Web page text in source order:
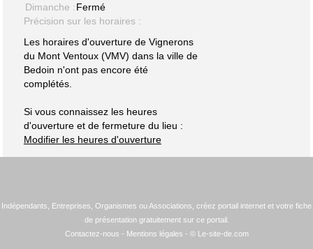
Dimanche :Fermé
Précision sur les horaires :
Les horaires d'ouverture de Vignerons
du Mont Ventoux (VMV) dans la ville de
Bedoin n'ont pas encore été
complétés.
Si vous connaissez les heures
d'ouverture et de fermeture du lieu :
Modifier les heures d'ouverture
Indépendants, Entreprises, Organismes ou Associations, créez portail internet et votre fiche
de présentation gratuitement sur ce portail.
Contactez-nous - Mentions légales - © Le-site-de.com